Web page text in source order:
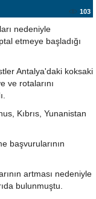
103
nedeniyle
etmeye başladığı
Antalya'daki koksaki
ve rotalarını
Kıbrıs, Yunanistan
başvurularının
artması nedeniyle
bulunmuştu.